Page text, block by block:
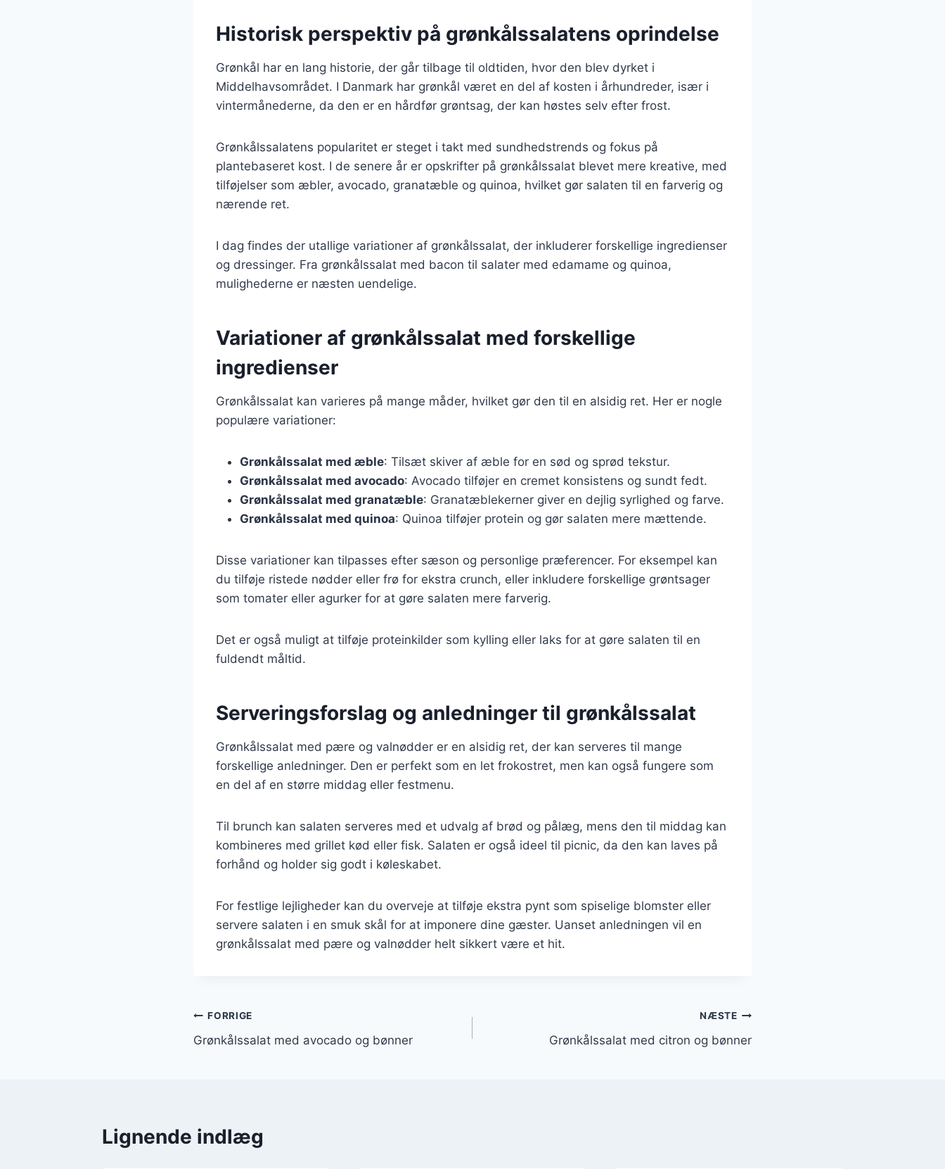
Historisk perspektiv på grønkålssalatens oprindelse
Grønkål har en lang historie, der går tilbage til oldtiden, hvor den blev dyrket i
Middelhavsområdet. I Danmark har grønkål været en del af kosten i århundreder, især i
vintermånederne, da den er en hårdfør grøntsag, der kan høstes selv efter frost.
Grønkålssalatens popularitet er steget i takt med sundhedstrends og fokus på
plantebaseret kost. I de senere år er opskrifter på grønkålssalat blevet mere kreative, med
tilføjelser som æbler, avocado, granatæble og quinoa, hvilket gør salaten til en farverig og
nærende ret.
I dag findes der utallige variationer af grønkålssalat, der inkluderer forskellige ingredienser
og dressinger. Fra grønkålssalat med bacon til salater med edamame og quinoa,
mulighederne er næsten uendelige.
Variationer af grønkålssalat med forskellige
ingredienser
Grønkålssalat kan varieres på mange måder, hvilket gør den til en alsidig ret. Her er nogle
populære variationer:
Grønkålssalat med æble: Tilsæt skiver af æble for en sød og sprød tekstur.
Grønkålssalat med avocado: Avocado tilføjer en cremet konsistens og sundt fedt.
Grønkålssalat med granatæble: Granatæblekerner giver en dejlig syrlighed og farve.
Grønkålssalat med quinoa: Quinoa tilføjer protein og gør salaten mere mættende.
Disse variationer kan tilpasses efter sæson og personlige præferencer. For eksempel kan
du tilføje ristede nødder eller frø for ekstra crunch, eller inkludere forskellige grøntsager
som tomater eller agurker for at gøre salaten mere farverig.
Det er også muligt at tilføje proteinkilder som kylling eller laks for at gøre salaten til en
fuldendt måltid.
Serveringsforslag og anledninger til grønkålssalat
Grønkålssalat med pære og valnødder er en alsidig ret, der kan serveres til mange
forskellige anledninger. Den er perfekt som en let frokostret, men kan også fungere som
en del af en større middag eller festmenu.
Til brunch kan salaten serveres med et udvalg af brød og pålæg, mens den til middag kan
kombineres med grillet kød eller fisk. Salaten er også ideel til picnic, da den kan laves på
forhånd og holder sig godt i køleskabet.
For festlige lejligheder kan du overveje at tilføje ekstra pynt som spiselige blomster eller
servere salaten i en smuk skål for at imponere dine gæster. Uanset anledningen vil en
grønkålssalat med pære og valnødder helt sikkert være et hit.
Indlægsnavigation
FORRIGE
Grønkålssalat med avocado og bønner
NÆSTE
Grønkålssalat med citron og bønner
Lignende indlæg